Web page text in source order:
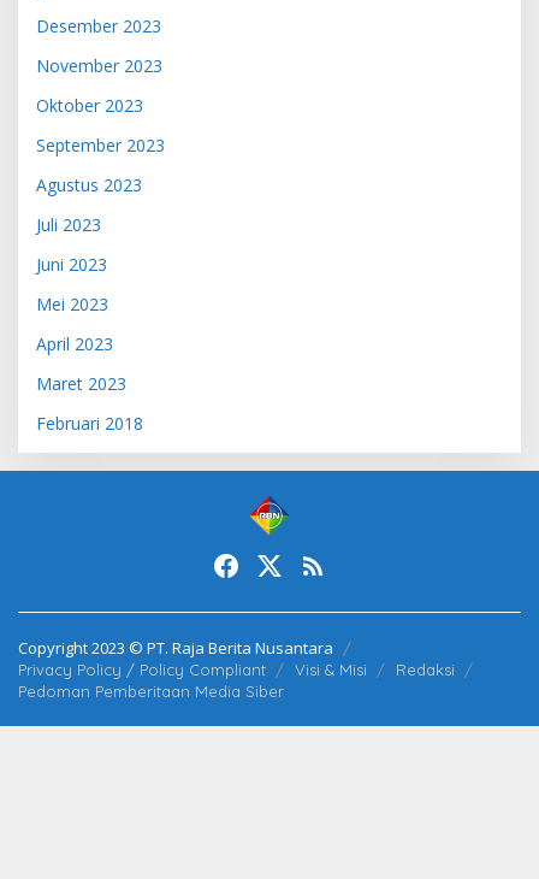
Desember 2023
November 2023
Oktober 2023
September 2023
Agustus 2023
Juli 2023
Juni 2023
Mei 2023
April 2023
Maret 2023
Februari 2018
Copyright 2023 © PT. Raja Berita Nusantara
Privacy Policy / Policy Compliant Visi & Misi
Redaksi
Pedoman Pemberitaan Media Siber